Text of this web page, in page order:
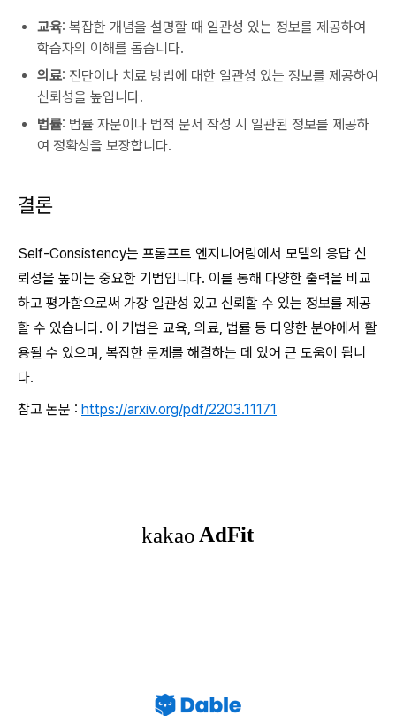
교육: 복잡한 개념을 설명할 때 일관성 있는 정보를 제공하여
학습자의 이해를 돕습니다.
의료: 진단이나 치료 방법에 대한 일관성 있는 정보를 제공하여
신뢰성을 높입니다.
법률: 법률 자문이나 법적 문서 작성 시 일관된 정보를 제공하
여 정확성을 보장합니다.
결론
Self-Consistency는 프롬프트 엔지니어링에서 모델의 응답 신
뢰성을 높이는 중요한 기법입니다. 이를 통해 다양한 출력을 비교
하고 평가함으로써 가장 일관성 있고 신뢰할 수 있는 정보를 제공
할 수 있습니다. 이 기법은 교육, 의료, 법률 등 다양한 분야에서 활
용될 수 있으며, 복잡한 문제를 해결하는 데 있어 큰 도움이 됩니
다.
참고 논문 : https://arxiv.org/pdf/2203.11171